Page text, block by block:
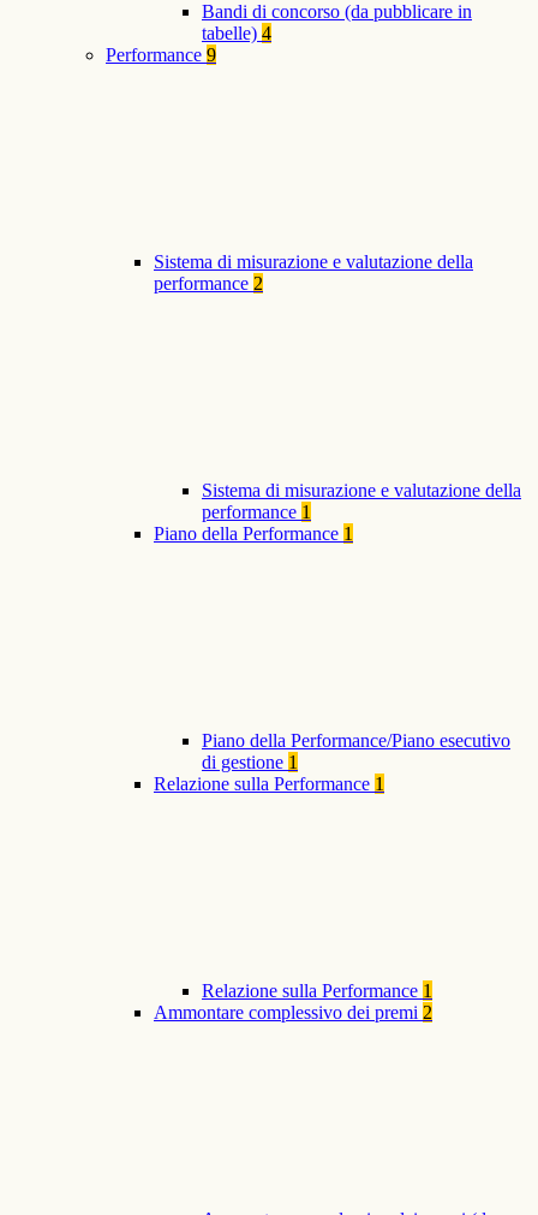
Bandi di concorso (da pubblicare in
tabelle) 4
Performance 9
Sistema di misurazione e valutazione della
performance 2
Sistema di misurazione e valutazione della
performance 1
Piano della Performance 1
Piano della Performance/Piano esecutivo
di gestione 1
Relazione sulla Performance 1
Relazione sulla Performance 1
Ammontare complessivo dei premi 2